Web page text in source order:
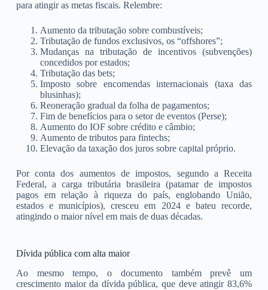
para atingir as metas fiscais. Relembre:
Aumento da tributação sobre combustíveis;
Tributação de fundos exclusivos, os “offshores”;
Mudanças na tributação de incentivos (subvenções)
concedidos por estados;
Tributação das bets;
Imposto sobre encomendas internacionais (taxa das
blusinhas);
Reoneração gradual da folha de pagamentos;
Fim de benefícios para o setor de eventos (Perse);
Aumento do IOF sobre crédito e câmbio;
Aumento de tributos para fintechs;
Elevação da taxação dos juros sobre capital próprio.
Por conta dos aumentos de impostos, segundo a Receita
Federal, a carga tributária brasileira (patamar de impostos
pagos em relação à riqueza do país, englobando União,
estados e municípios), cresceu em 2024 e bateu recorde,
atingindo o maior nível em mais de duas décadas.
Dívida pública com alta maior
Ao mesmo tempo, o documento também prevê um
crescimento maior da dívida pública, que deve atingir 83,6%